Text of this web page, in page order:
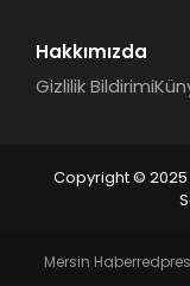
Hakkımızda
Gizlilik Bildirimi
Copyright © 2025
Mersin Haber